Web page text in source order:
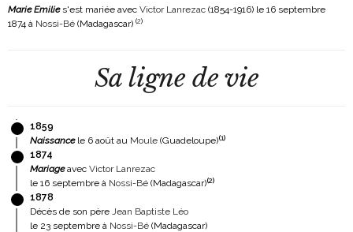
Marie Emilies'est mariée avec Victor Lanrezac (1854-1916) le 16 septembre
1874 à Nossi-Bé (Madagascar) (2)
Sa ligne de vie
1859
Naissancele 6 août au Moule (Guadeloupe)(1)
1874
Mariageavec Victor Lanrezac
le 16 septembre à Nossi-Bé (Madagascar)(2)
1878
Décès de son père Jean Baptiste Léo
le 23 septembre à Nossi-Bé (Madagascar)